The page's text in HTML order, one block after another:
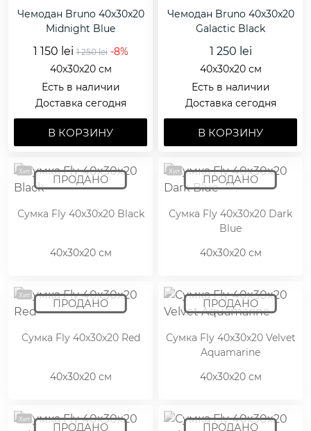
Чемодан Bruno 40x30x20
Midnight Blue
1 150 lei 1 250 lei -8%
40x30x20 см
Есть в наличии
Доставка сегодня
В КОРЗИНУ
Чемодан Bruno 40x30x20
Galactic Black
1 250 lei
40x30x20 см
Есть в наличии
Доставка сегодня
В КОРЗИНУ
Хит
Сумка Fly 40x30x20 Black
40x30x20 см
Хит
Сумка Fly 40x30x20 Dark
Blue
40x30x20 см
Хит
Сумка Fly 40x30x20 Red
40x30x20 см
Сумка Fly 40x30x20 Velvet
Aquamarine
40x30x20 см
Хит